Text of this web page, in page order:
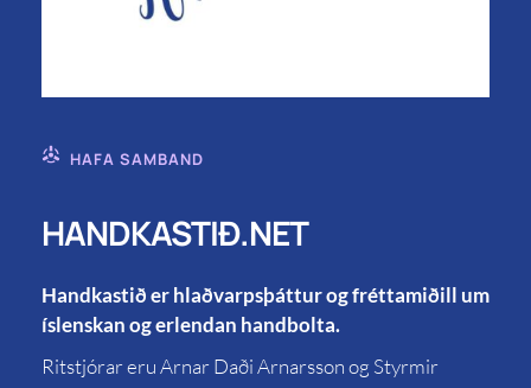
HAFA SAMBAND
HANDKASTIÐ.NET
Handkastið er hlaðvarpsþáttur og fréttamiðill um
íslenskan og erlendan handbolta.
Ritstjórar eru Arnar Daði Arnarsson og Styrmir